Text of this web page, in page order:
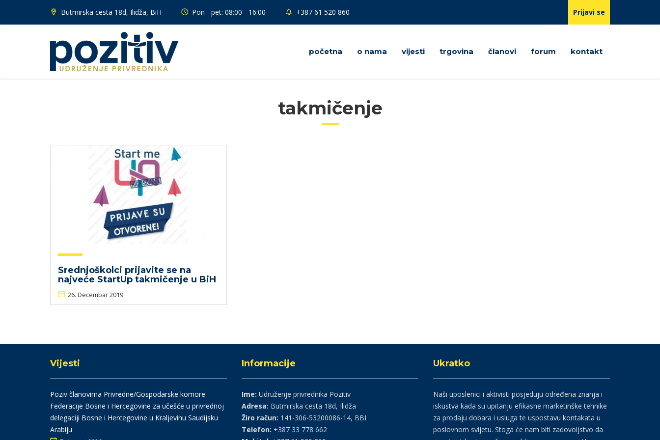
Butmirska cesta 18d, Ilidža, BiH Pon - pet: 08:00 - 16:00 +387 61 520 860 Prijavi se
početna o nama vijesti trgovina članovi forum kontakt
takmičenje
Srednjoškolci prijavite se na
najveće StartUp takmičenje u BiH
26. Decembar 2019
Vijesti
Poziv članovima Privredne/Gospodarske komore
Federacije Bosne i Hercegovine za učešće u privrednoj
delegaciji Bosne i Hercegovine u Kraljevinu Saudijsku
Arabiju
Informacije
Ime: Udruženje privrednika Pozitiv
Adresa: Butmirska cesta 18d, Ilidža
Žiro račun: 141-306-53200086-14, BBI
Telefon: +387 33 778 662
Ukratko
Naši uposlenici i aktivisti posjeduju određena znanja i
iskustva kada su upitanju efikasne marketinške tehnike
za prodaju dobara i usluga te uspostavu kontakata u
poslovnom svijetu. Stoga će nam biti zadovoljstvo da